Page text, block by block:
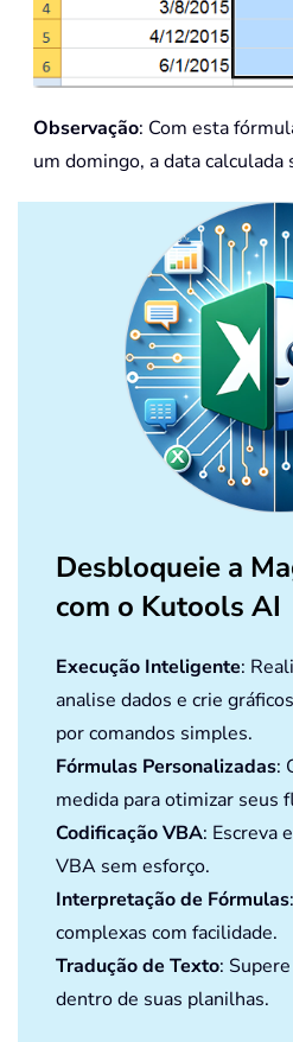
Observação: Com esta
um domingo, a data calculada
Desbloqueie a
com o Kutools AI
Execução Inteligente:
analise dados e crie
por comandos simples.
Fórmulas Personalizadas:
medida para otimizar seus
Codificação VBA: Escreva
VBA sem esforço.
Interpretação de Fórmulas
complexas com facilidade.
Tradução de Texto:
dentro de suas planilhas.